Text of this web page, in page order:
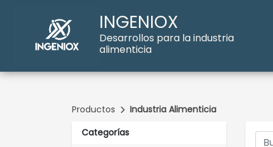
INGENIOX
Desarrollos para la industria
alimenticia
Productos
Industria Alimenticia
Categorías